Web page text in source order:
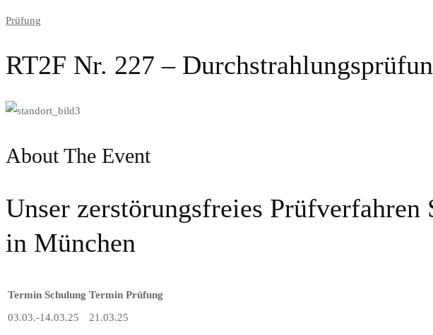
Prüfung
RT2F Nr. 227 –
About The Event
Unser zerstörungsfreies
in München
Termin Schulung Termin Prüfung
03.03.-14.03.25
21.03.25